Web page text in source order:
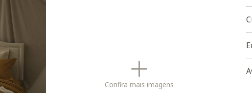
Confira mais imagens
-